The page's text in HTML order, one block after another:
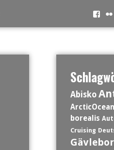
Abisko
borealis
Cruising